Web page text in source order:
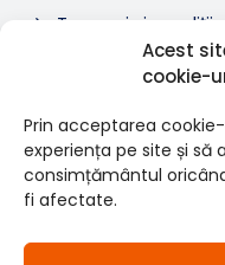
Acest
cookie-
Prin acceptarea
experiența pe site și să
consimțământul
fi afectate.
Termeni si condiții
Soluționare litigii
rezervate.